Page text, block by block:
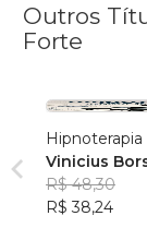
Outros
Forte
Vinicius
R$ 48,30
R$ 38,24